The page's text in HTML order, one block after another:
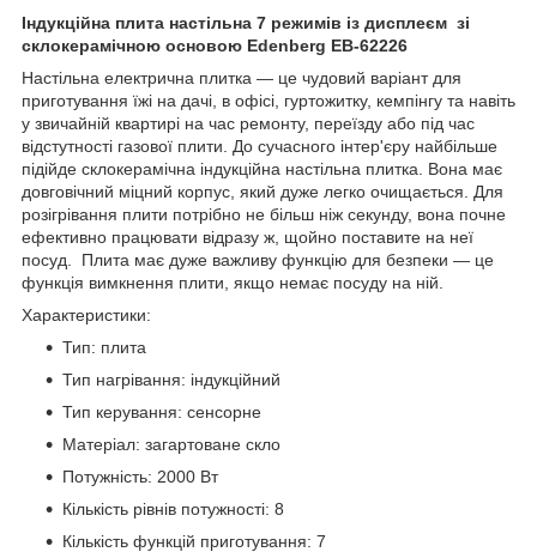
Індукційна плита настільна 7 режимів із дисплеєм зі
склокерамічною основою Edenberg EB-62226
Настільна електрична плитка — це чудовий варіант для
приготування їжі на дачі, в офісі, гуртожитку, кемпінгу та навіть
у звичайній квартирі на час ремонту, переїзду або під час
відстутності газової плити. До сучасного інтер'єру найбільше
підійде склокерамічна індукційна настільна плитка. Вона має
довговічний міцний корпус, який дуже легко очищається. Для
розігрівання плити потрібно не більш ніж секунду, вона почне
ефективно працювати відразу ж, щойно поставите на неї
посуд. Плита має дуже важливу функцію для безпеки — це
функція вимкнення плити, якщо немає посуду на ній.
Характеристики:
Тип: плита
Тип нагрівання: індукційний
Тип керування: сенсорне
Матеріал: загартоване скло
Потужність: 2000 Вт
Кількість рівнів потужності: 8
Кількість функцій приготування: 7